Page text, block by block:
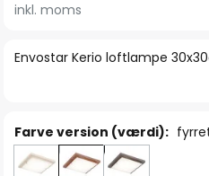
af
Envostar Kerio loftlampe
inkl. moms
Farve version (værdi):